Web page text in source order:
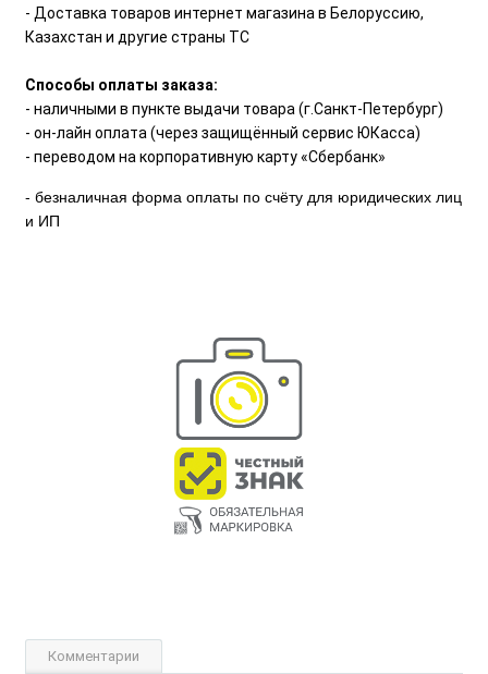
- Доставка товаров интернет магазина в Белоруссию,
Казахстан и другие страны ТС
Способы оплаты заказа:
- наличными в пункте выдачи товара (г.Санкт-Петербург)
- он-лайн оплата (через защищённый сервис ЮКасса)
- переводом на корпоративную карту «Сбербанк»
- безналичная форма оплаты по счёту для юридических лиц
и ИП
Комментарии